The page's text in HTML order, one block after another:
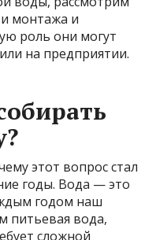
монтажа и
роль они могут
на предприятии.
этот вопрос стал
годы. Вода — это
годом наш
питьевая вода,
сложной